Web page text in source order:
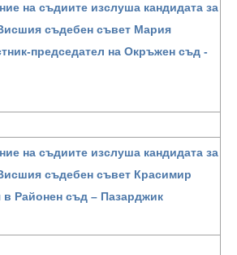
на съдиите изслуша кандидата за
съдебен съвет Мария
председател на Окръжен съд -
на съдиите изслуша кандидата за
съдебен съвет Красимир
в Районен съд – Пазарджик